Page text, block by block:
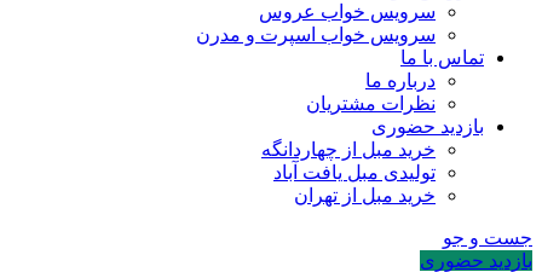
سرویس خواب عروس
سرویس خواب اسپرت و مدرن
تماس با ما
درباره ما
نظرات مشتریان
بازدید حضوری
خرید مبل از چهاردانگه
تولیدی مبل یافت آباد
خرید مبل از تهران
جست و جو
بازدید حضوری